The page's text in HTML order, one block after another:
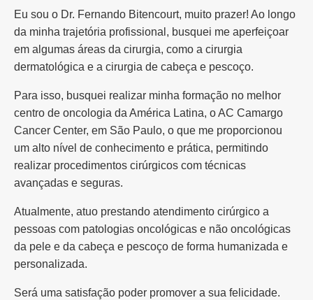
Eu sou o Dr. Fernando Bitencourt, muito prazer! Ao longo
da minha trajetória profissional, busquei me aperfeiçoar
em algumas áreas da cirurgia, como a cirurgia
dermatológica e a cirurgia de cabeça e pescoço.
Para isso, busquei realizar minha formação no melhor
centro de oncologia da América Latina, o AC Camargo
Cancer Center, em São Paulo, o que me proporcionou
um alto nível de conhecimento e prática, permitindo
realizar procedimentos cirúrgicos com técnicas
avançadas e seguras.
Atualmente, atuo prestando atendimento cirúrgico a
pessoas com patologias oncológicas e não oncológicas
da pele e da cabeça e pescoço de forma humanizada e
personalizada.
Será uma satisfação poder promover a sua felicidade.